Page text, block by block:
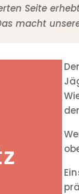
Seite
macht